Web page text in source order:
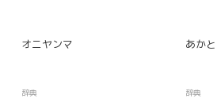
オニヤンマ
辞典
あか
辞典